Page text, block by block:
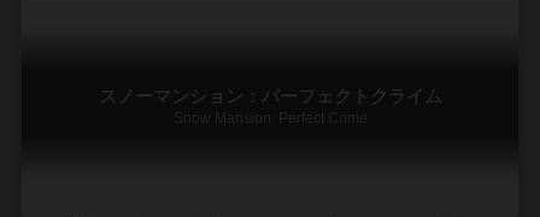
スノーマンション：パーフェクトクライム
Snow Mansion: Perfect Crime